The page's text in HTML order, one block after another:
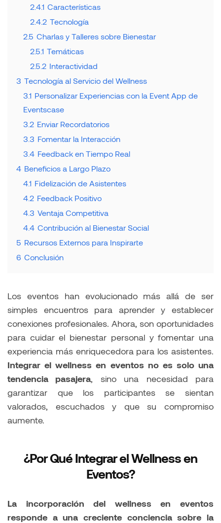
2.4.1 Características
2.4.2 Tecnología
2.5 Charlas y Talleres sobre Bienestar
2.5.1 Temáticas
2.5.2 Interactividad
3 Tecnología al Servicio del Wellness
3.1 Personalizar Experiencias con la Event App de
Eventscase
3.2 Enviar Recordatorios
3.3 Fomentar la Interacción
3.4 Feedback en Tiempo Real
4 Beneficios a Largo Plazo
4.1 Fidelización de Asistentes
4.2 Feedback Positivo
4.3 Ventaja Competitiva
4.4 Contribución al Bienestar Social
5 Recursos Externos para Inspirarte
6 Conclusión
Los eventos han evolucionado más allá de ser
simples encuentros para aprender y establecer
conexiones profesionales. Ahora, son oportunidades
para cuidar el bienestar personal y fomentar una
experiencia más enriquecedora para los asistentes.
Integrar el wellness en eventos no es solo una
tendencia pasajera, sino una necesidad para
garantizar que los participantes se sientan
valorados, escuchados y que su compromiso
aumente.
¿Por Qué Integrar el Wellness en
Eventos?
La incorporación del wellness en eventos
responde a una creciente conciencia sobre la